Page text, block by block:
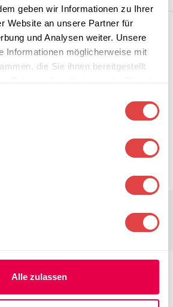
geben wir Informationen zu Ihrer
Website an unsere Partner für
und Analysen weiter. Unsere
Informationen möglicherweise mit
die Sie ihnen bereitgestellt
Alle zulassen